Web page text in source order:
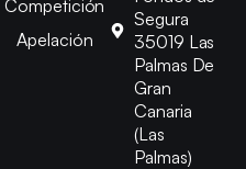
Competición
Apelación
Segura
35019 Las
Palmas De
Gran
Canaria
(Las
Palmas)